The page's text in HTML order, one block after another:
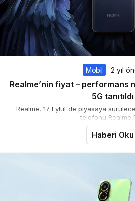
Mobil 2 yıl
Realme’nin fiyat – performans
5G tanıtıldı
Realme, 17 Eylül'de piyasaya
telefonu Realme
Haberi Oku